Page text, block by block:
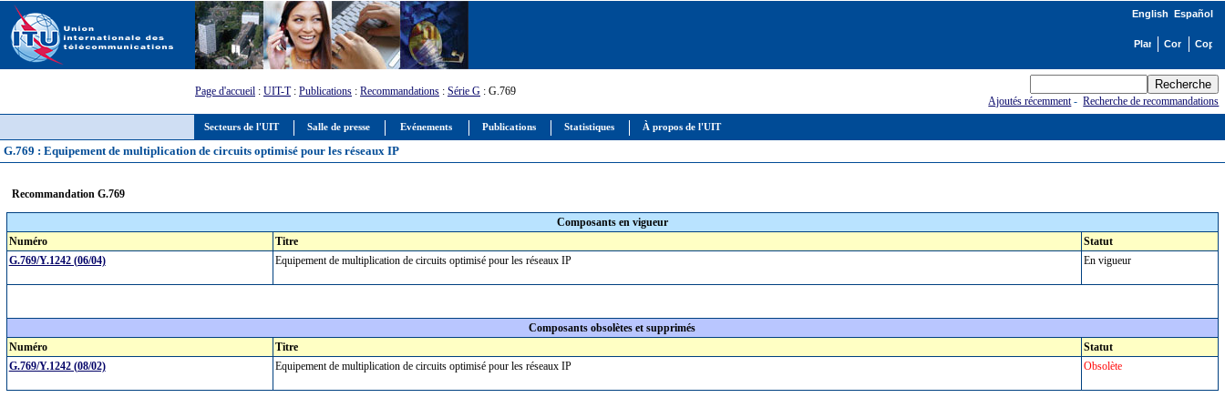
Secteurs de l'UIT Salle de presse Evénements Publications Statistiques À propos de l'UIT
English Español
Page d'accueil : UIT-T: Publications : Recommandations : Série G : G.769
Ajoutés récemment-Recherche de recommandations
G.769 : Equipement de multiplication de circuits optimisé pour les réseaux IP
Recommandation G.769
Composants en vigueur
Numéro
Titre
Statut
G.769/Y.1242 (06/04)
Equipement de multiplication de circuits optimisé pour les réseaux IP En vigueur
Composants obsolètes et supprimés
Numéro
Titre
Statut
G.769/Y.1242 (08/02)
Equipement de multiplication de circuits optimisé pour les réseaux IP Obsolète